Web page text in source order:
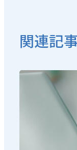
関連記